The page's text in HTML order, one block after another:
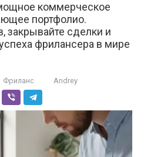
коммерческое
портфолио.
закрывайте сделки и
фрилансера в мире
Фриланс Andrey